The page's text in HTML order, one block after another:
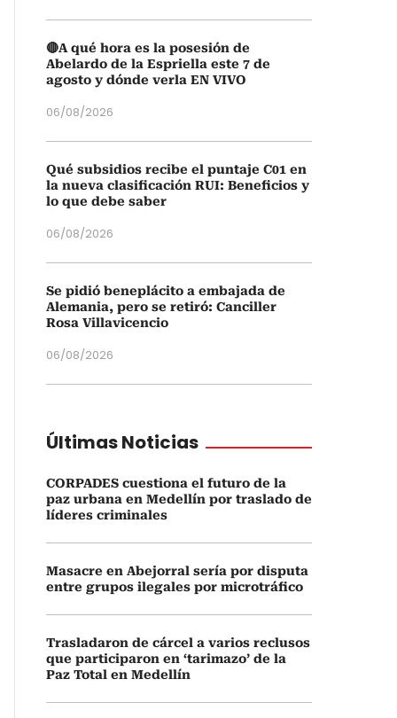
🔴A qué hora es la posesión de
Abelardo de la Espriella este 7 de
agosto y dónde verla EN VIVO
06/08/2026
Qué subsidios recibe el puntaje C01 en
la nueva clasificación RUI: Beneficios y
lo que debe saber
06/08/2026
Se pidió beneplácito a embajada de
Alemania, pero se retiró: Canciller
Rosa Villavicencio
06/08/2026
Últimas Noticias
CORPADES cuestiona el futuro de la
paz urbana en Medellín por traslado de
líderes criminales
Masacre en Abejorral sería por disputa
entre grupos ilegales por microtráfico
Trasladaron de cárcel a varios reclusos
que participaron en ‘tarimazo’ de la
Paz Total en Medellín